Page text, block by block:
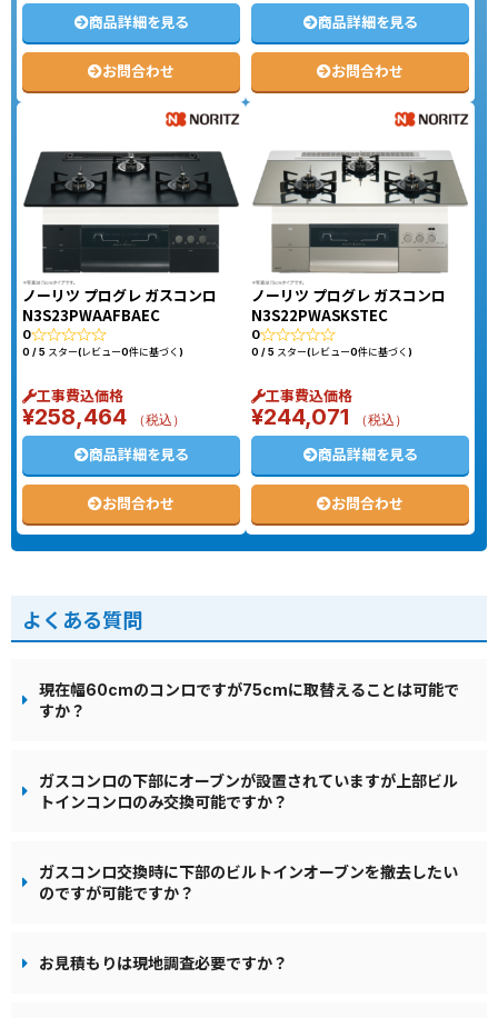
商品詳細を見る
お問合わせ
商品詳細を見る
お問合わせ
ノーリツ プログレ ガスコンロ
N3S23PWAAFBAEC
0
0 / 5 スター(レビュー0件に基づく)
工事費込価格
¥258,464 （税込）
商品詳細を見る
お問合わせ
ノーリツ プログレ ガスコンロ
N3S22PWASKSTEC
0
0 / 5 スター(レビュー0件に基づく)
工事費込価格
¥244,071 （税込）
商品詳細を見る
お問合わせ
よくある質問
現在幅60cmのコンロですが75cmに取替えることは可能で
すか？
ガスコンロの下部にオーブンが設置されていますが上部ビル
トインコンロのみ交換可能ですか？
ガスコンロ交換時に下部のビルトインオーブンを撤去したい
のですが可能ですか？
お見積もりは現地調査必要ですか？